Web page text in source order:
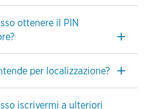
ottenere il PIN
per localizzazione?
iscrivermi a ulteriori